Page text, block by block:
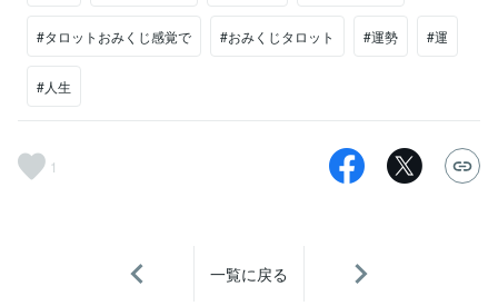
#タロットおみくじ感覚で #おみくじタロット #運勢 #運
#人生
1
一覧に戻る